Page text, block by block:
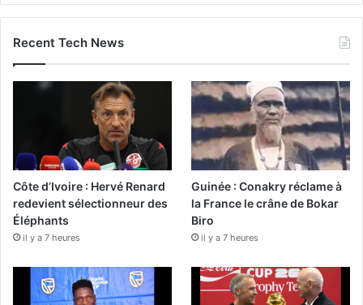
Recent Tech News
Côte d’Ivoire : Hervé Renard
redevient sélectionneur des
Éléphants
il y a 7 heures
Guinée : Conakry réclame à
la France le crâne de Bokar
Biro
il y a 7 heures